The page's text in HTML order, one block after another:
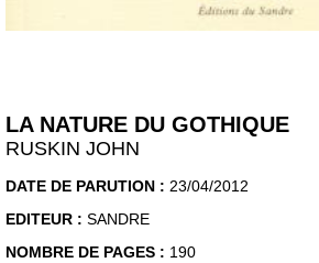
LA NATURE DU GOTHIQUE
RUSKIN JOHN
DATE DE PARUTION : 23/04/2012
EDITEUR : SANDRE
NOMBRE DE PAGES : 190